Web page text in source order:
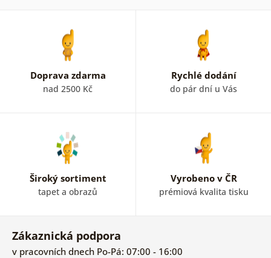
Doprava zdarma
nad 2500 Kč
Rychlé dodání
do pár dní u Vás
Široký sortiment
tapet a obrazů
Vyrobeno v ČR
prémiová kvalita tisku
Zákaznická podpora
v pracovních dnech Po-Pá: 07:00 - 16:00